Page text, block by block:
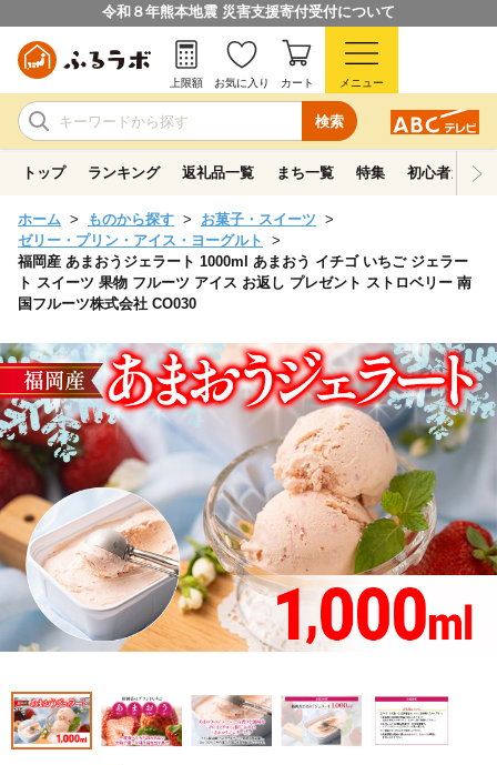
令和８年熊本地震 災害支援寄付受付について
検索
上限額 お気に入り カート メニュー
トップ ランキング 返礼品一覧 まち一覧 特集 初心者ガイド
ホーム ものから探す
お菓子・スイーツ
ゼリー・プリン・アイス・ヨーグルト
福岡産 あまおうジェラート 1000ml あまおう イチゴ いちご ジェラー
ト スイーツ 果物 フルーツ アイス お返し プレゼント ストロベリー 南
国フルーツ株式会社 CO030